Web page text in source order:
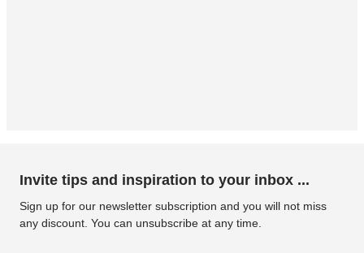
Invite tips and inspiration to your inbox ...
Sign up for our newsletter subscription and you will not miss
any discount. You can unsubscribe at any time.